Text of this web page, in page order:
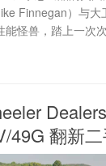
Finnegan）与
怪兽，踏上一次
49G 翻新